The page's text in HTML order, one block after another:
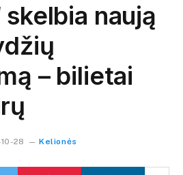
skelbia naują
– bilietai
28 Kelionės